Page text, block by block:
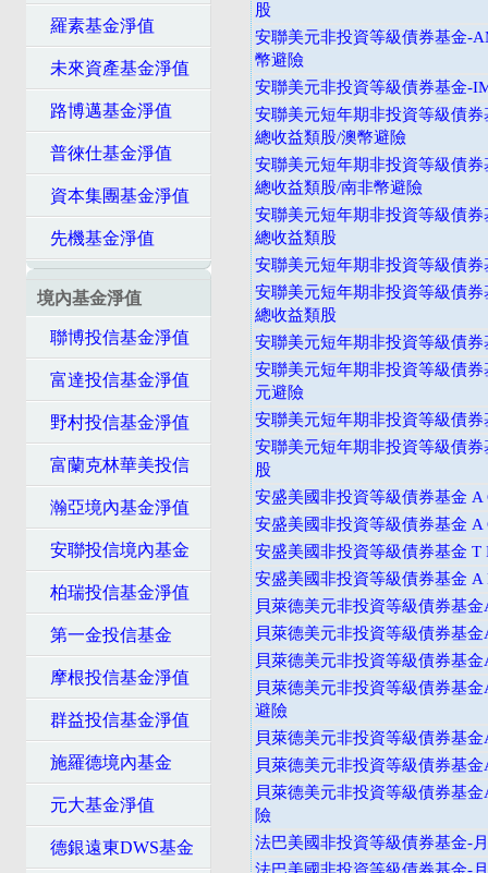
羅素基金淨值
未來資產基金淨值
路博邁基金淨值
普徠仕基金淨值
資本集團基金淨值
先機基金淨值
境內基金淨值
聯博投信基金淨值
富達投信基金淨值
野村投信基金淨值
富蘭克林華美投信
瀚亞境內基金淨值
安聯投信境內基金
柏瑞投信基金淨值
第一金投信基金
摩根投信基金淨值
群益投信基金淨值
施羅德境內基金
元大基金淨值
德銀遠東DWS基金
股
安聯美元非投資等級債券基金-
幣避險
安聯美元非投資等級債券基金-
安聯美元短年期非投資等級債
總收益類股/澳幣避險
安聯美元短年期非投資等級債
總收益類股/南非幣避險
安聯美元短年期非投資等級債
總收益類股
安聯美元短年期非投資等級債
安聯美元短年期非投資等級債
總收益類股
安聯美元短年期非投資等級債
安聯美元短年期非投資等級債
元避險
安聯美元短年期非投資等級債
安聯美元短年期非投資等級債
股
安盛美國非投資等級債券基金 A
安盛美國非投資等級債券基金 A
安盛美國非投資等級債券基金 T
安盛美國非投資等級債券基金 A
貝萊德美元非投資等級債券基
貝萊德美元非投資等級債券基
貝萊德美元非投資等級債券基
貝萊德美元非投資等級債券基
避險
貝萊德美元非投資等級債券基金
貝萊德美元非投資等級債券基
貝萊德美元非投資等級債券基
險
法巴美國非投資等級債券基金-